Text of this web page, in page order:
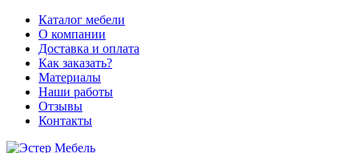
Каталог мебели
О компании
Доставка и оплата
Как заказать?
Материалы
Наши работы
Отзывы
Контакты